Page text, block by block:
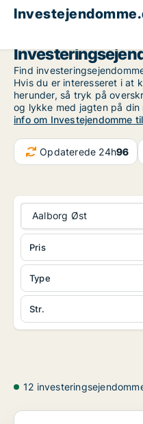
Find
Hvis du er interesseret i at
herunder, så tryk på
og lykke med jagten på din
info om Investejendomme
Opdaterede 24h96
Aalborg Øst
Type
Str.
Pris
12
Boligudlejningsejendom i